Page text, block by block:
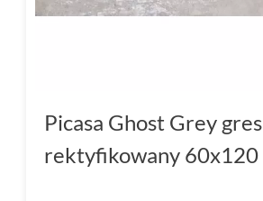
Picasa Ghost Grey gres
rektyfikowany 60x120